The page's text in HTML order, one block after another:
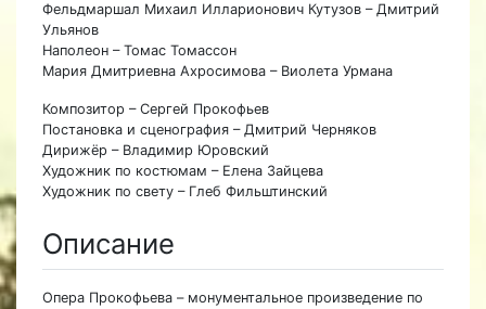
Фельдмаршал Михаил Илларионович Кутузов – Дмитрий
Ульянов
Наполеон – Томас Томассон
Мария Дмитриевна Ахросимова – Виолета Урмана
Композитор – Сергей Прокофьев
Постановка и сценография – Дмитрий Черняков
Дирижёр – Владимир Юровский
Художник по костюмам – Елена Зайцева
Художник по свету – Глеб Фильштинский
Описание
Опера Прокофьева – монументальное произведение по